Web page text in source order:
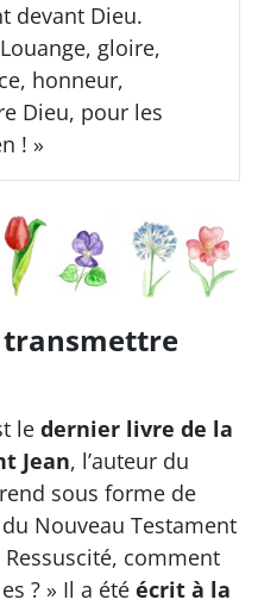
devant Dieu.
gloire,
honneur,
Dieu, pour les
! »
transmettre
le dernier livre de la
Jean, l’auteur du
sous forme de
Nouveau Testament
comment
? » Il a été écrit à la